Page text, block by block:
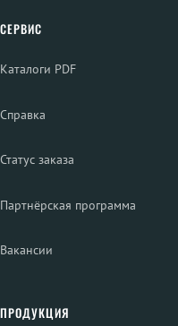
СЕРВИС
Каталоги PDF
Справка
Статус заказа
Партнёрская программа
Вакансии
ПРОДУКЦИЯ